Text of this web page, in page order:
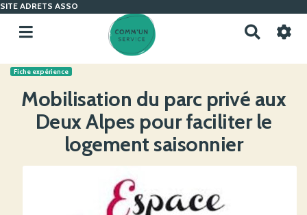
SITE ADRETS ASSO
c
r
c
r
Fiche expérience
Mobilisation du parc privé aux
Deux Alpes pour faciliter le
logement saisonnier